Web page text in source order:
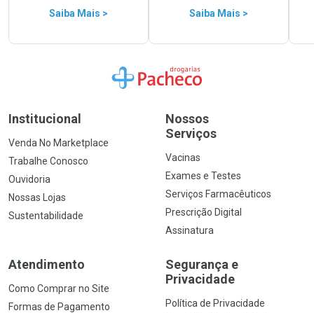
Saiba Mais > Saiba Mais >
Ir para a Home
Institucional
Venda No Marketplace
Trabalhe Conosco
Ouvidoria
Nossas Lojas
Sustentabilidade
Nossos
Serviços
Vacinas
Exames e Testes
Serviços Farmacêuticos
Prescrição Digital
Assinatura
Atendimento
Como Comprar no Site
Formas de Pagamento
Segurança e
Privacidade
Política de Privacidade